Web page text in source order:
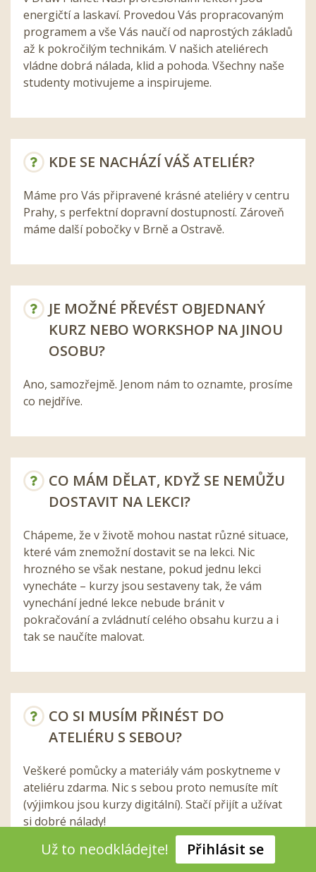
Už to neodkládejte! Přihlásit se
energičtí a laskaví. Provedou Vás propracovaným
programem a vše Vás naučí od naprostých základů
až k pokročilým technikám. V našich ateliérech
vládne dobrá nálada, klid a pohoda. Všechny naše
studenty motivujeme a inspirujeme.
KDE SE NACHÁZÍ VÁŠ ATELIÉR?
Máme pro Vás připravené krásné ateliéry v centru
Prahy, s perfektní dopravní dostupností. Zároveň
máme další pobočky v Brně a Ostravě.
JE MOŽNÉ PŘEVÉST OBJEDNANÝ
KURZ NEBO WORKSHOP NA JINOU
OSOBU?
Ano, samozřejmě. Jenom nám to oznamte, prosíme
co nejdříve.
CO MÁM DĚLAT, KDYŽ SE NEMŮŽU
DOSTAVIT NA LEKCI?
Chápeme, že v životě mohou nastat různé situace,
které vám znemožní dostavit se na lekci. Nic
hrozného se však nestane, pokud jednu lekci
vynecháte – kurzy jsou sestaveny tak, že vám
vynechání jedné lekce nebude bránit v
pokračování a zvládnutí celého obsahu kurzu a i
tak se naučíte malovat.
CO SI MUSÍM PŘINÉST DO
ATELIÉRU S SEBOU?
Veškeré pomůcky a materiály vám poskytneme v
ateliéru zdarma. Nic s sebou proto nemusíte mít
(výjimkou jsou kurzy digitální). Stačí přijít a užívat
si dobré nálady!